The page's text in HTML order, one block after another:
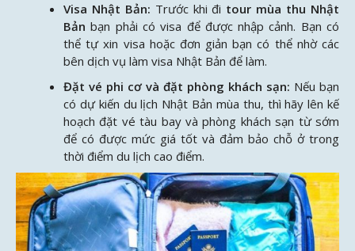
Visa Nhật Bản: Trước khi đi tour mùa thu Nhật
Bản bạn phải có visa để được nhập cảnh. Bạn có
thể tự xin visa hoặc đơn giản bạn có thể nhờ các
bên dịch vụ làm visa Nhật Bản để làm.
Đặt vé phi cơ và đặt phòng khách sạn: Nếu bạn
có dự kiến du lịch Nhật Bản mùa thu, thì hãy lên kế
hoạch đặt vé tàu bay và phòng khách sạn từ sớm
để có được mức giá tốt và đảm bảo chỗ ở trong
thời điểm du lịch cao điểm.